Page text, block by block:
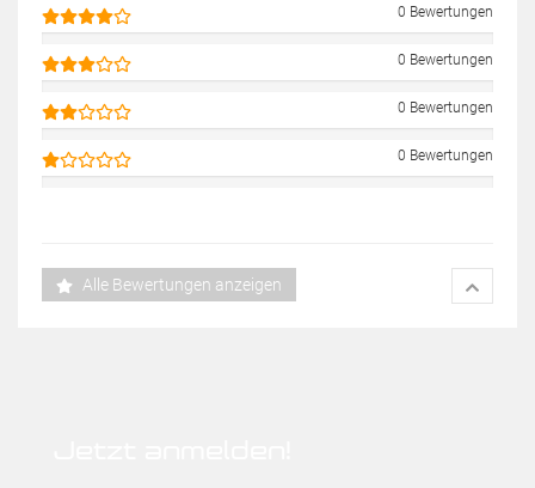
0 Bewertungen
0 Bewertungen
0 Bewertungen
0 Bewertungen
Alle Bewertungen anzeigen